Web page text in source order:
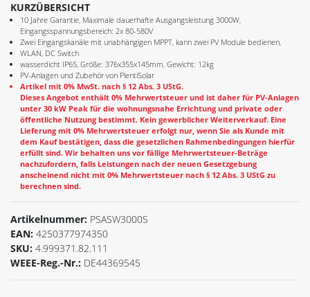
KURZÜBERSICHT
10 Jahre Garantie, Maximale dauerhafte Ausgangsleistung 3000W,
Eingangsspannungsbereich: 2x 80-580V
Zwei Eingangskanäle mit unabhängigen MPPT, kann zwei PV Module bedienen,
WLAN, DC Switch
wasserdicht IP65, Größe: 376x355x145mm, Gewicht: 12kg
PV-Anlagen und Zubehör von PlentiSolar
Artikel mit 0% MwSt. nach § 12 Abs. 3 UStG.
Dieses Angebot enthält 0% Mehrwertsteuer und ist daher für PV-Anlagen
unter 30 kW Peak für die wohnungsnahe Errichtung und private oder
öffentliche Nutzung bestimmt. Kein gewerblicher Weiterverkauf. Eine
Lieferung mit 0% Mehrwertsteuer erfolgt nur, wenn Sie als Kunde mit
dem Kauf bestätigen, dass die gesetzlichen Rahmenbedingungen hierfür
erfüllt sind. Wir behalten uns vor fällige Mehrwertsteuer-Beträge
nachzufordern, falls Leistungen nach der neuen Gesetzgebung
anscheinend nicht mit 0% Mehrwertsteuer nach § 12 Abs. 3 UStG zu
berechnen sind.
Artikelnummer: PSASW3000S
EAN: 4250377974350
SKU: 4.999371.82.111
WEEE-Reg.-Nr.: DE44369545